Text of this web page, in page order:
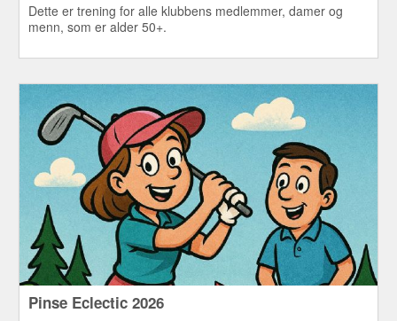
Dette er trening for alle klubbens medlemmer, damer og
menn, som er alder 50+.
Pinse Eclectic 2026